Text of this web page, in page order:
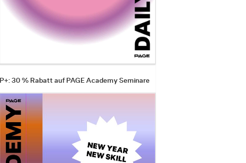
P+: 30 % Rabatt auf PAGE Academy Seminare